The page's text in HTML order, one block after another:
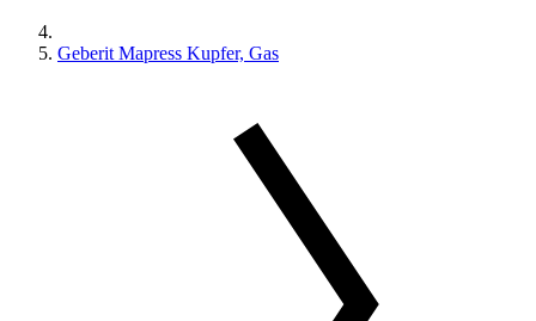
Geberit Mapress Kupfer, Gas